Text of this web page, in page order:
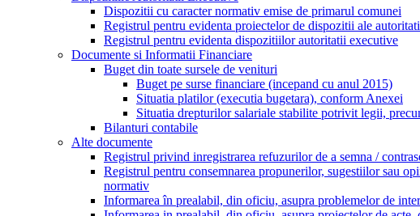
Dispozitii cu caracter normativ emise de primarul comunei
Registrul pentru evidenta proiectelor de dispozitii ale
Registrul pentru evidenta dispozitiilor autoritatii executive
Documente si Informatii Financiare
Buget din toate sursele de venituri
Buget pe surse financiare (incepand cu anul 2015)
Situatia platilor (executia bugetara), conform Anexei
Situatia drepturilor salariale stabilite potrivit legii,
Bilanturi contabile
Alte documente
Registrul privind inregistrarea refuzurilor de a semna /
Registrul pentru consemnarea propunerilor, sugestiilor sau
normativ
Informarea în prealabil, din oficiu, asupra problemelor de